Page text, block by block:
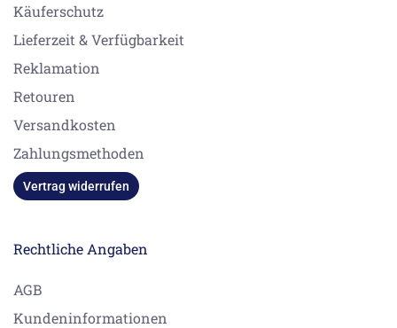
Käuferschutz
Lieferzeit & Verfügbarkeit
Reklamation
Retouren
Versandkosten
Zahlungsmethoden
Vertrag widerrufen
Rechtliche Angaben
AGB
Kundeninformationen